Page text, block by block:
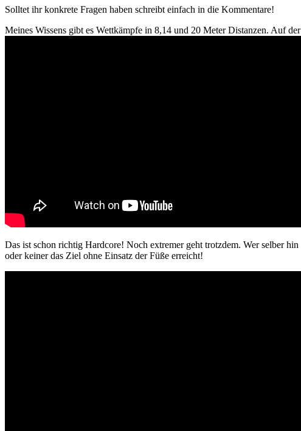
Solltet ihr konkrete Fragen haben schreibt einfach in die Kommentare!
Meines Wissens gibt es Wettkämpfe in 8,14 und 20 Meter Distanzen. Auf
Das ist schon richtig Hardcore! Noch extremer geht trotzdem. Wer selber
oder keiner das Ziel ohne Einsatz der Füße erreicht!